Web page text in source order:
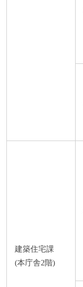
建築住宅課
(本庁舎2階)